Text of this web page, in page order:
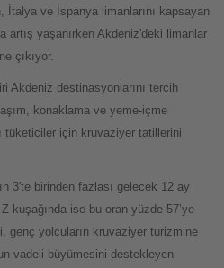
İtalya ve İspanya limanlarını kapsayan
artış yaşanırken Akdeniz'deki limanlar
çıkıyor.
Akdeniz destinasyonlarını tercih
konaklama ve yeme-içme
tüketiciler için kruvaziyer tatillerini
3'te birinden fazlası gelecek 12 ay
kuşağında ise bu oran yüzde 57’ye
genç yolcuların kruvaziyer turizmine
vadeli büyümesini destekleyen